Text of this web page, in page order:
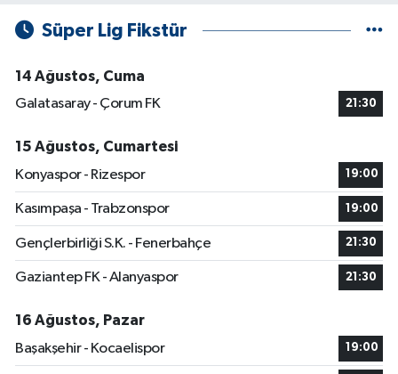
Süper Lig Fikstür
14 Ağustos, Cuma
Galatasaray - Çorum FK
21:30
15 Ağustos, Cumartesi
Konyaspor - Rizespor
19:00
Kasımpaşa - Trabzonspor 19:00
Gençlerbirliği S.K. - Fenerbahçe 21:30
Gaziantep FK - Alanyaspor 21:30
16 Ağustos, Pazar
Başakşehir - Kocaelispor
19:00